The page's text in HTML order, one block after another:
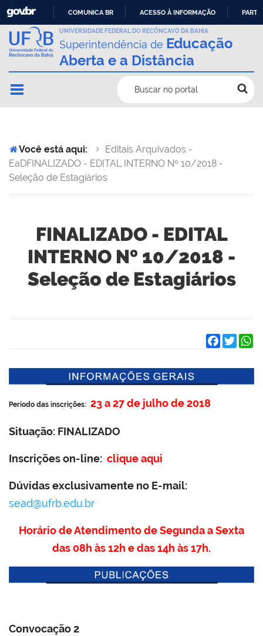
IR
PARA
O
CONTEÚDO
COMUNICA BR ACESSO À INFORMAÇÃO
UNIVERSIDADE FEDERAL DO RECÔNCAVO DA BAHIA
Superintendência de Educação
Aberta e a Distância
Buscar no portal
Você está aqui:
Editais Arquivados -
EaDFINALIZADO - EDITAL INTERNO Nº 10/2018 -
Seleção de Estagiários
FINALIZADO - EDITAL
INTERNO Nº 10/2018 -
Seleção de Estagiários
Facebook
Twitter
Período das inscrições: 23 a 27 de julho de 2018
Situação: FINALIZADO
Inscrições on-line: clique aqui
Dúvidas exclusivamente no E-mail:
sead@ufrb.edu.br
Horário de Atendimento de Segunda a Sexta
das 08h às 12h e das 14h às 17h.
Convocação 2